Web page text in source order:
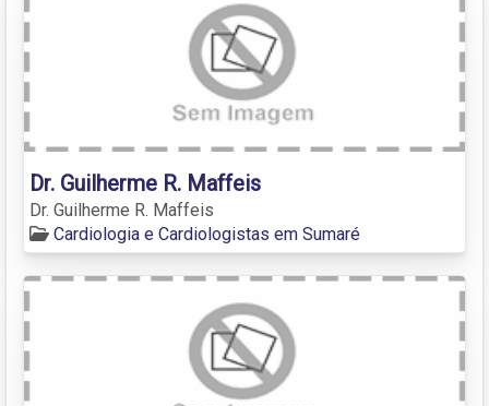
Dr. Guilherme R. Maffeis
Dr. Guilherme R. Maffeis
Cardiologia e Cardiologistas em Sumaré